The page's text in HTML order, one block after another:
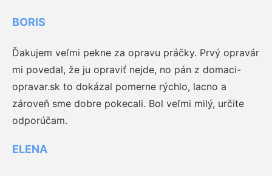
BORIS
Ďakujem veľmi pekne za opravu práčky. Prvý opravár
mi povedal, že ju opraviť nejde, no pán z domaci-
opravar.sk to dokázal pomerne rýchlo, lacno a
zároveň sme dobre pokecali. Bol veľmi milý, určite
odporúčam.
ELENA